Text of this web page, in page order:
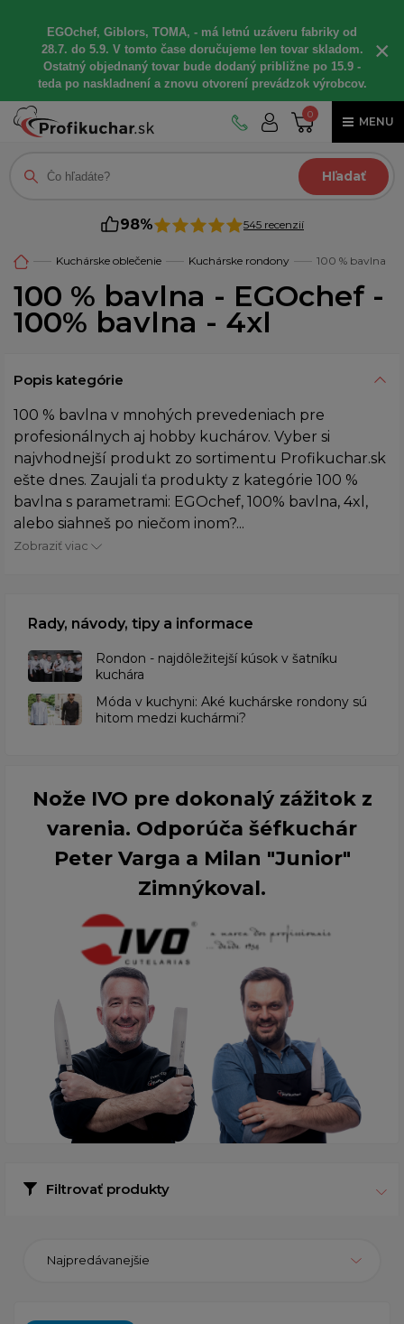
EGOchef, Giblors, TOMA, - má letnú uzáveru fabriky od
28.7. do 5.9. V tomto čase doručujeme len tovar skladom.
Ostatný objednaný tovar bude dodaný približne po 15.9 -
teda po naskladnení a znovu otvorení prevádzok výrobcov.
×
0
MENU
Hľadať
98% 545 recenzií
Kuchárske oblečenie Kuchárske rondony 100 % bavlna
100 % bavlna - EGOchef -
100% bavlna - 4xl
Popis kategórie
100 % bavlna v mnohých prevedeniach pre
profesionálnych aj hobby kuchárov. Vyber si
najvhodnejší produkt zo sortimentu Profikuchar.sk
ešte dnes. Zaujali ťa produkty z kategórie 100 %
bavlna s parametrami: EGOchef, 100% bavlna, 4xl,
alebo siahneš po niečom inom?...
Zobraziť viac
Rady, návody, tipy a informace
Rondon - najdôležitejší kúsok v šatníku
kuchára
​Móda v kuchyni: Aké kuchárske rondony sú
hitom medzi kuchármi?
Nože IVO pre dokonalý zážitok z
varenia. Odporúča šéfkuchár
Peter Varga a Milan "Junior"
Zimnýkoval.
Filtrovať produkty
Najpredávanejšie